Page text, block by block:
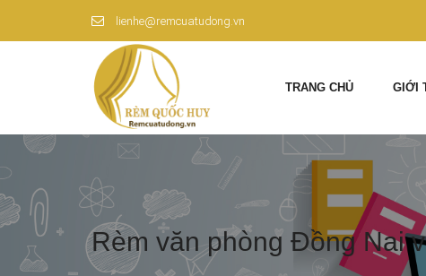
lienhe@remcuatudong.vn
TRANG CHỦ GIỚI
Rèm văn phòng Đồng Nai